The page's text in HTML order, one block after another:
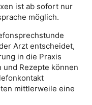
ist ab sofort nur
möglich.
Arzt entscheidet,
in die Praxis
und Rezepte können
mittlerweile eine